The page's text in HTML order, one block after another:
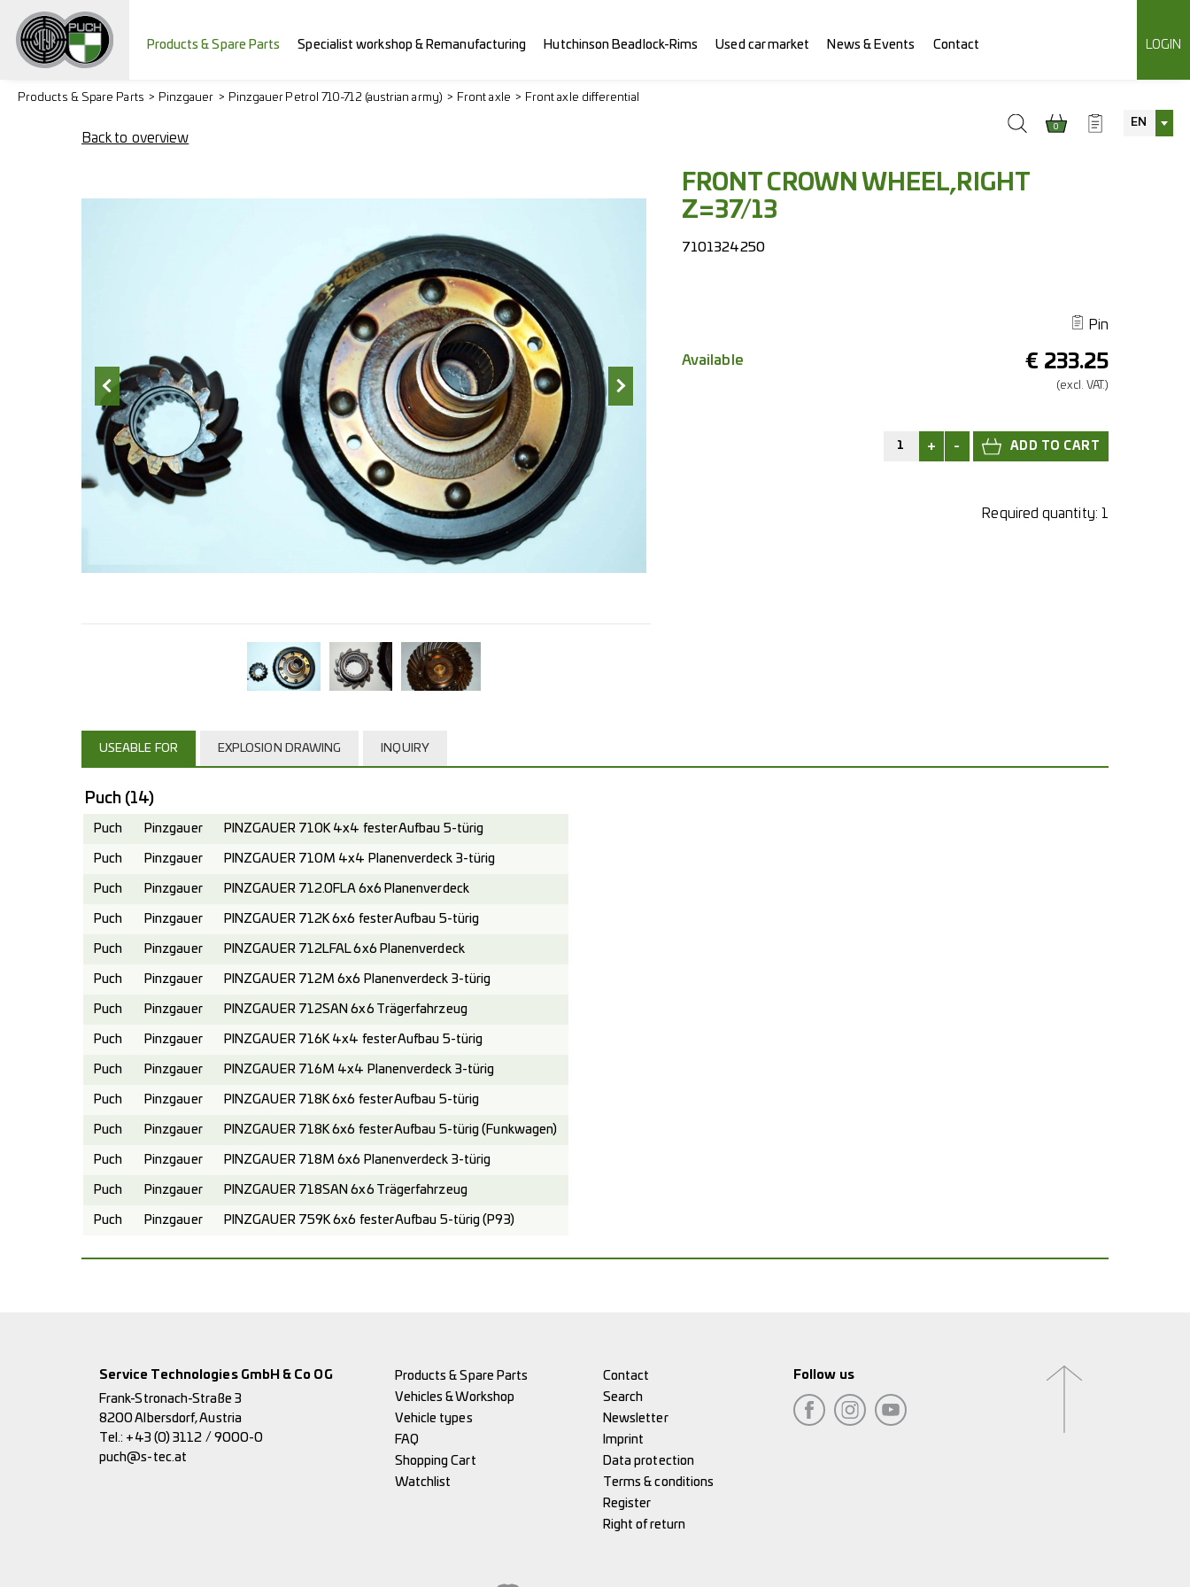
Products & Spare Parts Specialist workshop & Remanufacturing Hutchinson Beadlock-Rims Used car market News & Events Contact LOGIN
0 EN
Products & Spare Parts Pinzgauer Pinzgauer Petrol 710-712 (austrian army) Front axle Front axle differential
Back to overview
FRONT CROWN WHEEL,RIGHT
Z=37/13
7101324250
Pin
€ 233.25
(excl. VAT.)
Available
+ -
Required quantity: 1
USEABLE FOR EXPLOSION DRAWING INQUIRY
Puch (14)
Puch Pinzgauer PINZGAUER 710K 4x4 fester Aufbau 5-türig
Puch Pinzgauer PINZGAUER 710M 4x4 Planenverdeck 3-türig
Puch Pinzgauer PINZGAUER 712.0FLA 6x6 Planenverdeck
Puch Pinzgauer PINZGAUER 712K 6x6 fester Aufbau 5-türig
Puch Pinzgauer PINZGAUER 712LFAL 6x6 Planenverdeck
Puch Pinzgauer PINZGAUER 712M 6x6 Planenverdeck 3-türig
Puch Pinzgauer PINZGAUER 712SAN 6x6 Trägerfahrzeug
Puch Pinzgauer PINZGAUER 716K 4x4 fester Aufbau 5-türig
Puch Pinzgauer PINZGAUER 716M 4x4 Planenverdeck 3-türig
Puch Pinzgauer PINZGAUER 718K 6x6 fester Aufbau 5-türig
Puch Pinzgauer PINZGAUER 718K 6x6 fester Aufbau 5-türig (Funkwagen)
Puch Pinzgauer PINZGAUER 718M 6x6 Planenverdeck 3-türig
Puch Pinzgauer PINZGAUER 718SAN 6x6 Trägerfahrzeug
Puch Pinzgauer PINZGAUER 759K 6x6 fester Aufbau 5-türig (P93)
Service Technologies GmbH & Co OG
Frank-Stronach-Straße 3
8200 Albersdorf, Austria
Tel.: +43 (0) 3112 / 9000-0
puch@s-tec.at
Products & Spare Parts
Vehicles & Workshop
Vehicle types
FAQ
Shopping Cart
Watchlist
Contact
Search
Newsletter
Imprint
Data protection
Terms & conditions
Register
Right of return
Follow us